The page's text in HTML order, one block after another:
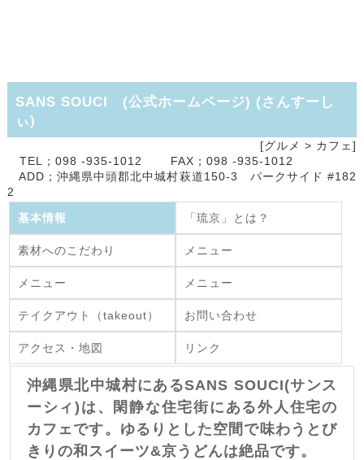
SANS SOUCI (公式ホームページ) (さんすーし
ぃ)
[グルメ > カフェ]
TEL；098 -935-1012 FAX；098 -935-1012
ADD；沖縄県中頭郡北中城村萩道150-3 パークサイド #182
2
基本情報
「琉京」とは？
素材へのこだわり メニュー
メニュー メニュー
テイクアウト（takeout） お問い合わせ
アクセス・地図 リンク
沖縄県北中城村にあるSANS SOUCI(サンス
ーシィ)は、閑静な住宅街にある外人住宅の
カフェです。ゆるりとした空間で味わうとび
きりの和スイーツ&京うどんは絶品です。